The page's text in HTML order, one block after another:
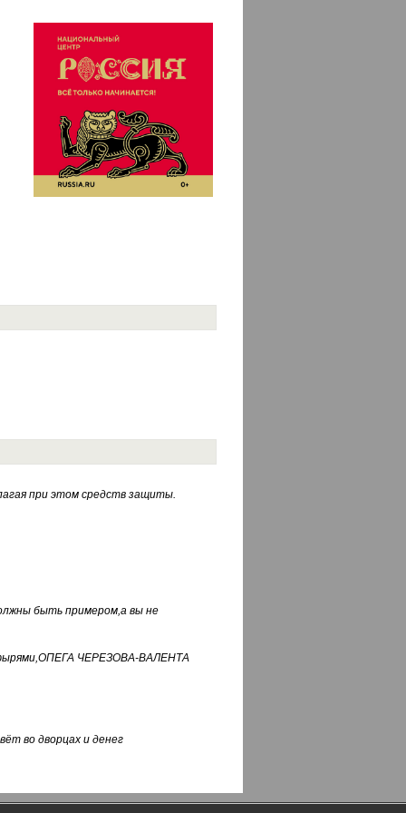
при этом средств защиты.
быть примером,а вы не
ЧЕРЕЗОВА-ВАЛЕНТА
во дворцах и денег